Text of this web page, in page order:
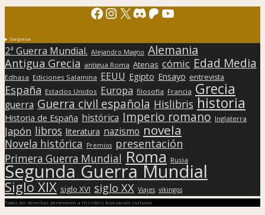
Facebook
Instagram
X Discord
Patreon
YouTube
Sorpresa
2ª Guerra Mundial. Alejandro Magno Alemania
Antigua Grecia antigua Roma Atenas cómic Edad Media
Edhasa Ediciones Salamina EEUU Egipto Ensayo entrevista
España Estados Unidos Europa filosofía Francia Grecia
guerra Guerra civil española Hislibris historia
Historia de España histórica Imperio romano Inglaterra
Japón libros literatura nazismo novela
Novela histórica Premios presentación
Primera Guerra Mundial Roma Rusia
Segunda Guerra Mundial
Siglo XIX siglo XVI siglo XX Viajes vikingos
Todos los derechos pertenecen a Hislibris Asociación cultural